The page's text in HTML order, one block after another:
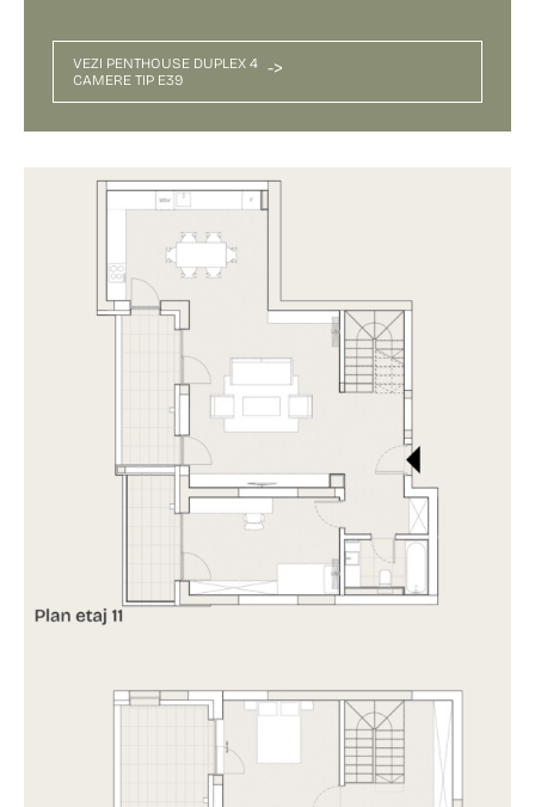
VEZI PENTHOUSE DUPLEX 4
CAMERE TIP E39
->